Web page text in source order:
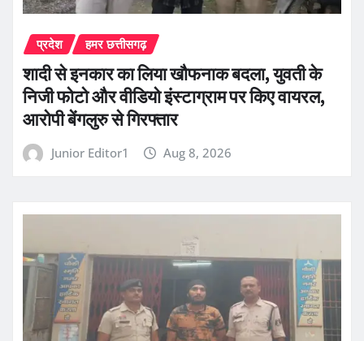
प्रदेश हमर छत्तीसगढ़
शादी से इनकार का लिया खौफनाक बदला, युवती के
निजी फोटो और वीडियो इंस्टाग्राम पर किए वायरल,
आरोपी बेंगलुरु से गिरफ्तार
Junior Editor1 Aug 8, 2026